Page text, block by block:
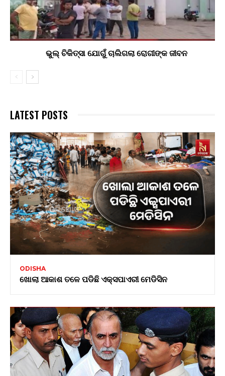
ଭୁଲ୍ ଚିକିତ୍ସା ଯୋଗୁଁ ଚାଲିଗଲା ରୋଗୀଙ୍କ ଜୀବନ
LATEST POSTS
ODISHA
ଖୋଲା ଆକାଶ ତଳେ ପଡିଛି ଏକ୍ସପାଏରୀ ମେଡିସିନ